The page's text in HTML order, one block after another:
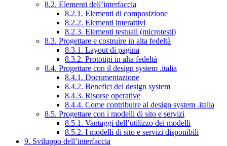
8.2. Elementi dell’interfaccia
8.2.1. Elementi di composizione
8.2.2. Elementi interattivi
8.2.3. Elementi testuali (microtesti)
8.3. Progettare e costruire in alta fedeltà
8.3.1. Layout di pagina
8.3.2. Prototipi in alta fedeltà
8.4. Progettare con il design system .italia
8.4.1. Documentazione
8.4.2. Benefici del design system
8.4.3. Risorse operative
8.4.4. Come contribuire al design system .italia
8.5. Progettare con i modelli di sito e servizi
8.5.1. Vantaggi dell’utilizzo dei modelli
8.5.2. I modelli di sito e servizi disponibili
9. Sviluppo dell’interfaccia